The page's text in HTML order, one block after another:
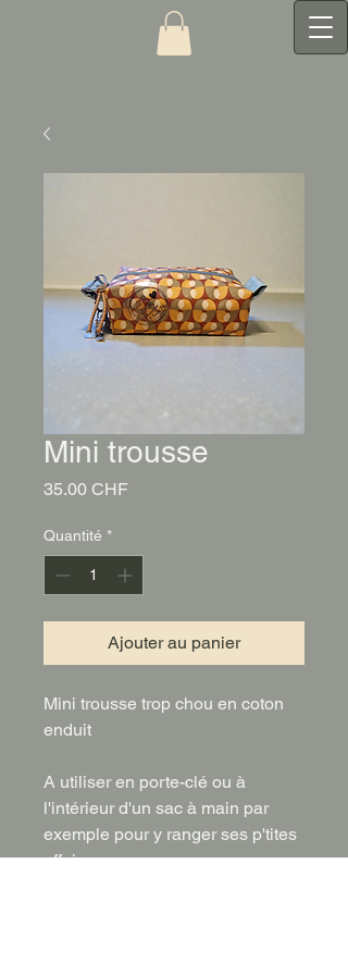
Mini trousse
35.00 CHFPrix
Quantité *
Ajouter au panier
Mini trousse trop chou en coton
enduit
A utiliser en porte-clé ou à
l'intérieur d'un sac à main par
exemple pour y ranger ses p'tites
affaires